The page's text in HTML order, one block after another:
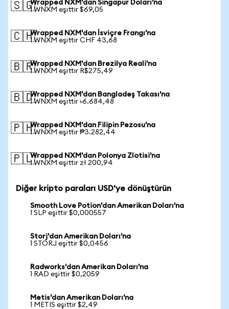
🇸🇬Wrapped NXM'dan Singapur Doları'na
1 WNXM eşittir $69,05
🇨🇭Wrapped NXM'dan İsviçre Frangı'na
1 WNXM eşittir CHF 43,68
🇧🇷Wrapped NXM'dan Brezilya Reali'na
1 WNXM eşittir R$275,49
🇧🇩Wrapped NXM'dan Bangladeş Takası'na
1 WNXM eşittir ৳6.684,48
🇵🇭Wrapped NXM'dan Filipin Pezosu'na
1 WNXM eşittir ₱3.282,44
🇵🇱Wrapped NXM'dan Polonya Zlotisi'na
1 WNXM eşittir zł 200,94
Diğer kripto paraları USD'ye dönüştürün
Smooth Love Potion'dan Amerikan Doları'na
1 SLP eşittir $0,000557
Storj'dan Amerikan Doları'na
1 STORJ eşittir $0,0456
Radworks'dan Amerikan Doları'na
1 RAD eşittir $0,2059
Metis'dan Amerikan Doları'na
1 METIS eşittir $2,49